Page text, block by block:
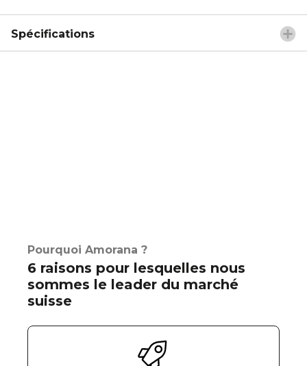
Spécifications
Pourquoi Amorana ?
6 raisons pour lesquelles nous
sommes le leader du marché
suisse